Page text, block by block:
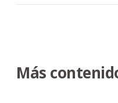
Más